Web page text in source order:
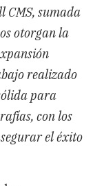
CMS, sumada
otorgan la
realizado
para
con los
el éxito